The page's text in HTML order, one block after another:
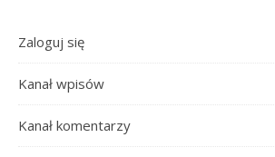
Zaloguj się
Kanał wpisów
Kanał komentarzy